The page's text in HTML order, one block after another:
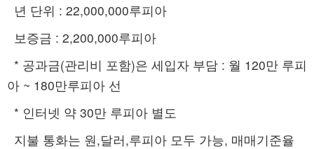
년 단위 : 22,000,000루피아
보증금 : 2,200,000루피아
* 공과금(관리비 포함)은 세입자 부담 : 월 120만 루피
아 ~ 180만루피아 선
* 인터넷 약 30만 루피아 별도
지불 통화는 원,달러,루피아 모두 가능, 매매기준율